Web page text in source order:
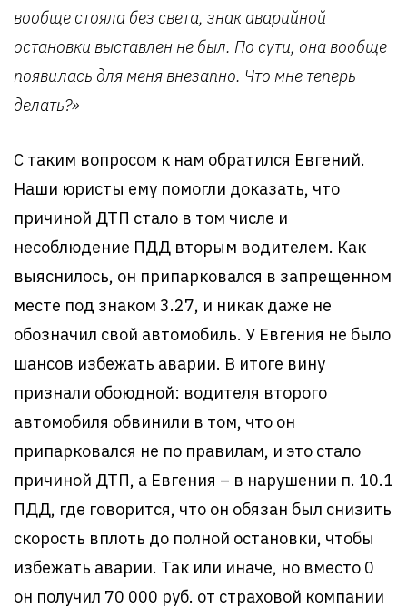
вообще стояла без света, знак аварийной
остановки выставлен не был. По сути, она вообще
появилась для меня внезапно. Что мне теперь
делать?»
С таким вопросом к нам обратился Евгений.
Наши юристы ему помогли доказать, что
причиной ДТП стало в том числе и
несоблюдение ПДД вторым водителем. Как
выяснилось, он припарковался в запрещенном
месте под знаком 3.27, и никак даже не
обозначил свой автомобиль. У Евгения не было
шансов избежать аварии. В итоге вину
признали обоюдной: водителя второго
автомобиля обвинили в том, что он
припарковался не по правилам, и это стало
причиной ДТП, а Евгения – в нарушении п. 10.1
ПДД, где говорится, что он обязан был снизить
скорость вплоть до полной остановки, чтобы
избежать аварии. Так или иначе, но вместо 0
он получил 70 000 руб. от страховой компании